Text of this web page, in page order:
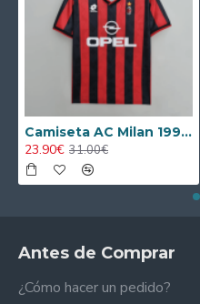
Camiseta AC Milan 1995/1996 Local Retro
23.90€ 31.00€
Antes de Comprar
¿Cómo hacer un pedido?